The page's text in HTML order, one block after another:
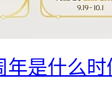
年是什么